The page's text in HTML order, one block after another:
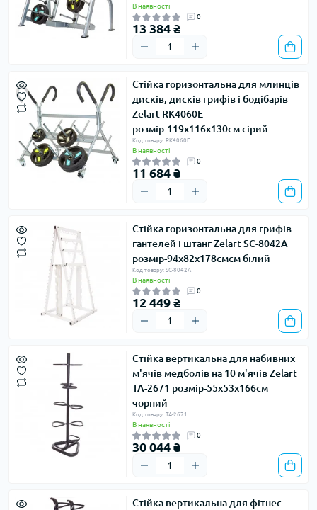
В наявності
0
13 384 ₴
Стійка горизонтальна для млинців
дисків, дисків грифів і бодібарів
Zelart RK4060E
розмір-119х116х130см сірий
Код товару: RK4060E
В наявності
0
11 684 ₴
Стійка горизонтальна для грифів
гантелей і штанг Zelart SC-8042A
розмір-94х82х178смсм білий
Код товару: SC-8042A
В наявності
0
12 449 ₴
Стійка вертикальна для набивних
м'ячів медболів на 10 м'ячів Zelart
TA-2671 розмір-55x53x166см
чорний
Код товару: TA-2671
В наявності
0
30 044 ₴
Стійка вертикальна для фітнес